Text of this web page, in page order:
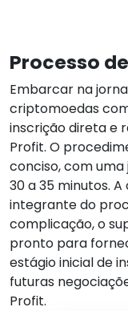
Processo
Embarcar na
criptomoedas
inscrição direta e
Profit. O
conciso, com
30 a 35 minutos.
integrante do
complicação, o
pronto para
estágio inicial de
futuras
Profit.